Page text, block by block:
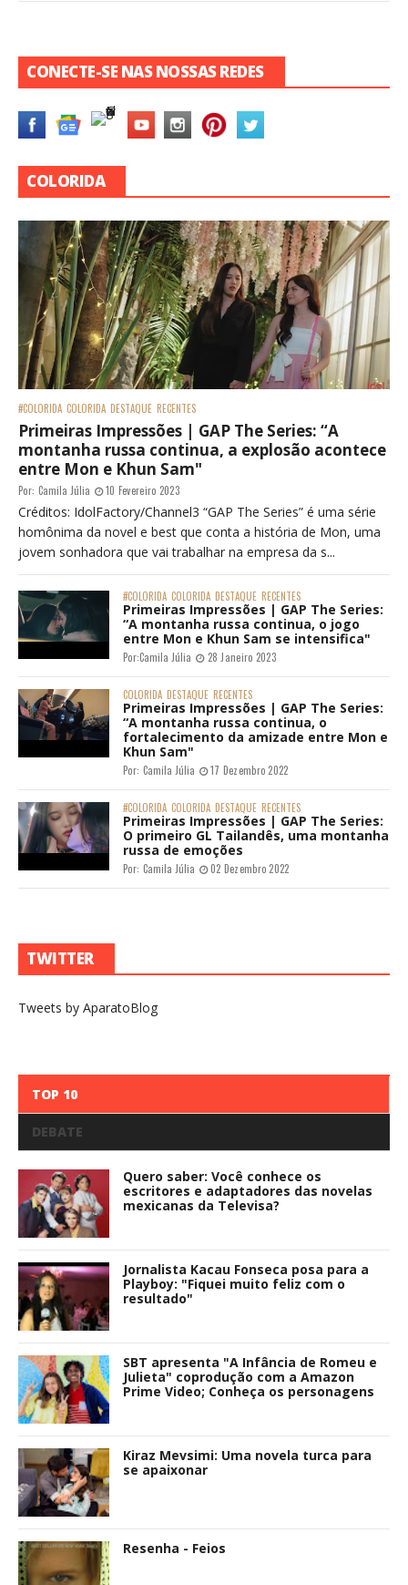
CONECTE-SE NAS NOSSAS REDES
COLORIDA
#COLORIDA COLORIDA DESTAQUE RECENTES
Primeiras Impressões | GAP The Series: “A
montanha russa continua, a explosão acontece
entre Mon e Khun Sam"
Por: Camila Júlia 10 Fevereiro 2023
Créditos: IdolFactory/Channel3 “GAP The Series” é uma série
homônima da novel e best que conta a história de Mon, uma
jovem sonhadora que vai trabalhar na empresa da s...
#COLORIDA COLORIDA DESTAQUE RECENTES
Primeiras Impressões | GAP The Series:
“A montanha russa continua, o jogo
entre Mon e Khun Sam se intensifica"
Por:Camila Júlia 28 Janeiro 2023
COLORIDA DESTAQUE RECENTES
Primeiras Impressões | GAP The Series:
“A montanha russa continua, o
fortalecimento da amizade entre Mon e
Khun Sam"
Por: Camila Júlia 17 Dezembro 2022
#COLORIDA COLORIDA DESTAQUE RECENTES
Primeiras Impressões | GAP The Series:
O primeiro GL Tailandês, uma montanha
russa de emoções
Por: Camila Júlia 02 Dezembro 2022
TWITTER
Tweets by AparatoBlog
TOP 10
DEBATE
Quero saber: Você conhece os
escritores e adaptadores das novelas
mexicanas da Televisa?
Jornalista Kacau Fonseca posa para a
Playboy: "Fiquei muito feliz com o
resultado"
SBT apresenta "A Infância de Romeu e
Julieta" coprodução com a Amazon
Prime Video; Conheça os personagens
Kiraz Mevsimi: Uma novela turca para
se apaixonar
Resenha - Feios